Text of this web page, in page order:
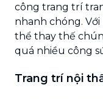
công trang trí
nhanh chóng.
thể thay thế
quá nhiều công
Trang trí nội